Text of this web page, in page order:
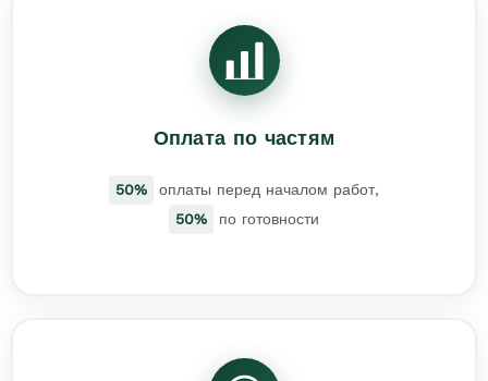
Оплата по частям
50%
оплаты перед началом работ,
50%
по готовности